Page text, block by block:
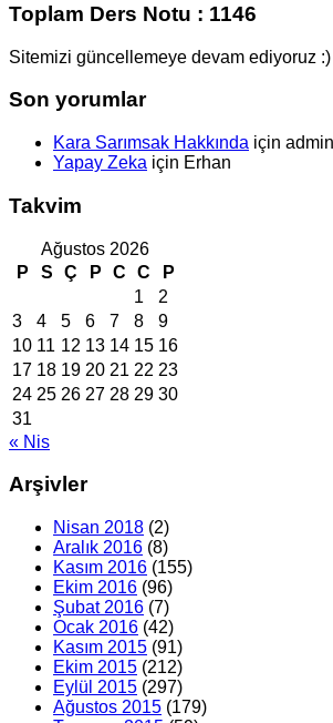
Toplam Ders Notu : 1146
Sitemizi güncellemeye devam ediyoruz :)
Son yorumlar
Kara Sarımsak Hakkında için admin
Yapay Zeka için Erhan
Takvim
Ağustos 2026
P
S Ç P C C
P
1
2
3
4 5 6 7 8
9
10 11 12 13 14 15 16
17 18 19 20 21 22 23
24 25 26 27 28 29 30
31
« Nis
Arşivler
Nisan 2018 (2)
Aralık 2016 (8)
Kasım 2016 (155)
Ekim 2016 (96)
Şubat 2016 (7)
Ocak 2016 (42)
Kasım 2015 (91)
Ekim 2015 (212)
Eylül 2015 (297)
Ağustos 2015 (179)